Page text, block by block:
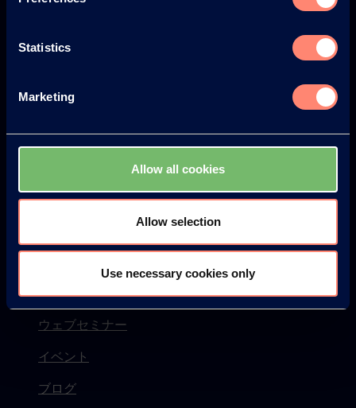
Statistics
Marketing
Allow all cookies
Allow selection
Use necessary cookies only
ポバールについて
ポバールについて
ポバールの歴史
Newsletter
ウェブセミナー
イベント
ブログ